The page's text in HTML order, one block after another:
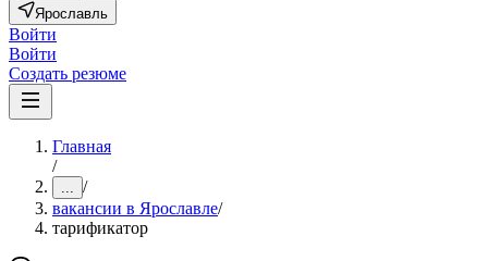
Ярославль
Войти
Войти
Создать резюме
Главная
/
... /
вакансии в Ярославле/
тарификатор